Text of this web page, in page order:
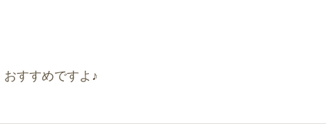
すすめですよ♪